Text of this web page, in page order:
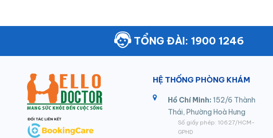
TỔNG ĐÀI: 1900 1246
HỆ THỐNG PHÒNG KHÁM
Hồ Chí Minh: 152/6 Thành
Thái, Phường Hoà Hưng
Số giấy phép: 10627/HCM-
GPHD